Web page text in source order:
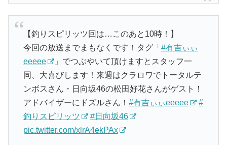
【釣りスピリッツ回は…このあと10時！】
今回の放送までまもなくです！タグ「 #有吉ぃぃ
eeeee
」でつぶやいて頂けますとスタッフ一
同、大喜びします！来週はクラロワでトータルテ
ンボスさん・日向坂46の松田好花さんがゲスト！
アドバイザーにドズルさん！ #有吉ぃぃeeeee
#
釣りスピリッツ
#日向坂46
pic.twitter.com/xlrA4ekPAx